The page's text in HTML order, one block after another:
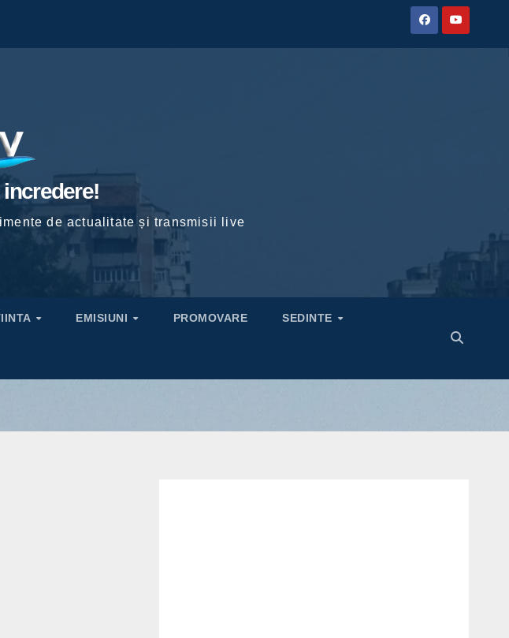
incredere!
de actualitate și transmisii live
EMISIUNI PROMOVARE SEDINTE